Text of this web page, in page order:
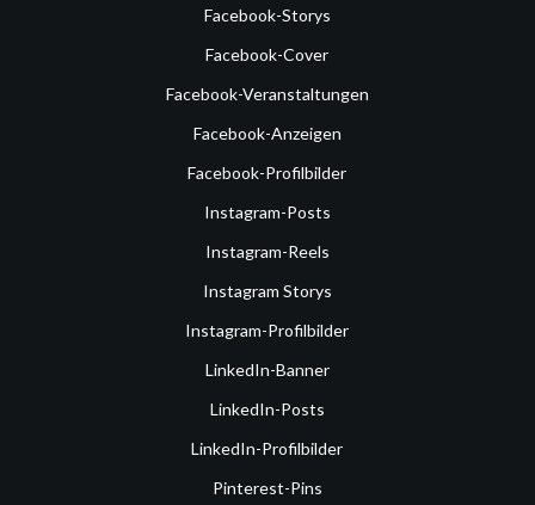
Facebook-Storys
Facebook-Cover
Facebook-Veranstaltungen
Facebook-Anzeigen
Facebook-Profilbilder
Instagram-Posts
Instagram-Reels
Instagram Storys
Instagram-Profilbilder
LinkedIn-Banner
LinkedIn-Posts
LinkedIn-Profilbilder
Pinterest-Pins